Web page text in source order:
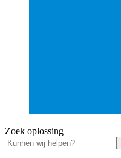
Zoek oplossing